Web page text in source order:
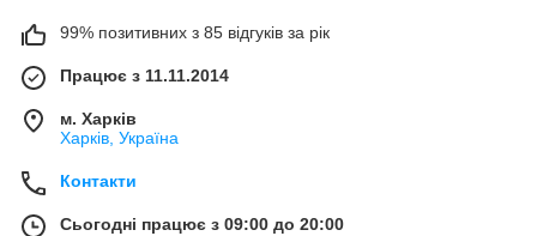
99% позитивних з 85 відгуків за рік
Працює з 11.11.2014
м. Харків
Харків, Україна
Контакти
Сьогодні працює з 09:00 до 20:00